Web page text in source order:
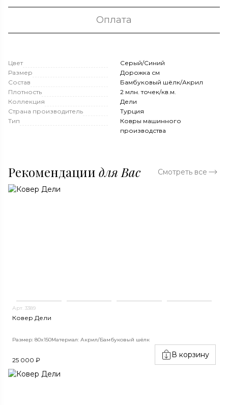
Оплата
Цвет
Серый/Синий
Размер
Дорожка см
Состав
Бамбуковый шёлк/Акрил
Плотность
2 млн. точек/кв.м.
Коллекция
Дели
Страна производитель
Турция
Тип
Ковры машинного
производства
Рекомендации для Вас Смотреть все
Арт. 3389
Ковер Дели
Размер: 80x150Материал: Акрил/Бамбуковый шёлк
25 000 ₽
В корзину